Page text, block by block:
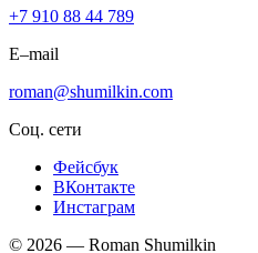
+7 910 88 44 789
E–mail
roman@shumilkin.com
Соц. сети
Фейсбук
ВКонтакте
Инстаграм
© 2026 — Roman Shumilkin